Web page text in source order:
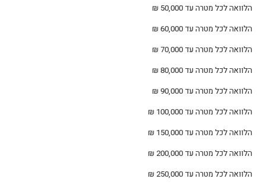
הלוואה לכל מטרה עד 50,000 ₪
הלוואה לכל מטרה עד 60,000 ₪
הלוואה לכל מטרה עד 70,000 ₪
הלוואה לכל מטרה עד 80,000 ₪
הלוואה לכל מטרה עד 90,000 ₪
הלוואה לכל מטרה עד 100,000 ₪
הלוואה לכל מטרה עד 150,000 ₪
הלוואה לכל מטרה עד 200,000 ₪
הלוואה לכל מטרה עד 250,000 ₪